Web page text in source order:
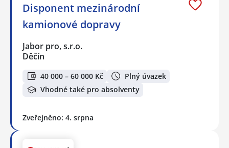
Disponent mezinárodní
kamionové dopravy
Jabor pro, s.r.o.
Děčín
40 000 – 60 000 Kč
Plný úvazek
Vhodné také pro absolventy
Zveřejněno: 4. srpna